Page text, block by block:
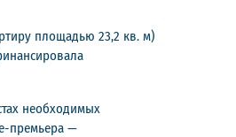
площадью 23,2 кв. м)
необходимых
премьера —